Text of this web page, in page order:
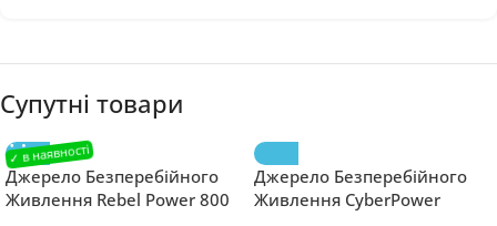
Супутні товари
Джерело Безперебійного
Живлення Rebel Power 800
Джерело Безперебійного
Живлення CyberPower